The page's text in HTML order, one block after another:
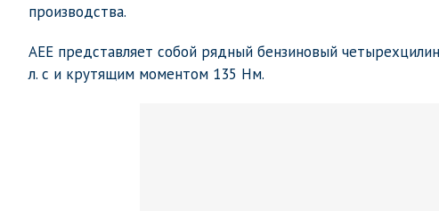
производства.
AEE представляет собой рядный бензиновый
л. с и крутящим моментом 135 Нм.